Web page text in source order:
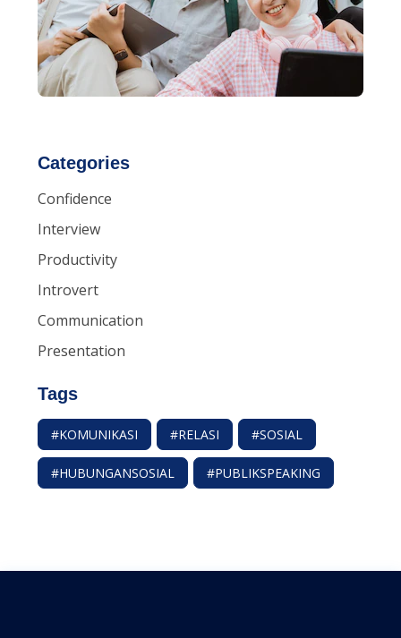
Categories
Confidence
Interview
Productivity
Introvert
Communication
Presentation
Tags
#KOMUNIKASI #RELASI #SOSIAL
#HUBUNGANSOSIAL #PUBLIKSPEAKING